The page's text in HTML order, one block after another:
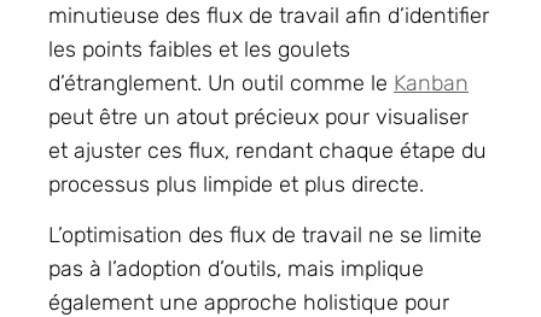
minutieuse des flux de travail afin d’identifier
les points faibles et les goulets
d’étranglement. Un outil comme le Kanban
peut être un atout précieux pour visualiser
et ajuster ces flux, rendant chaque étape du
processus plus limpide et plus directe.
L’optimisation des flux de travail ne se limite
pas à l’adoption d’outils, mais implique
également une approche holistique pour